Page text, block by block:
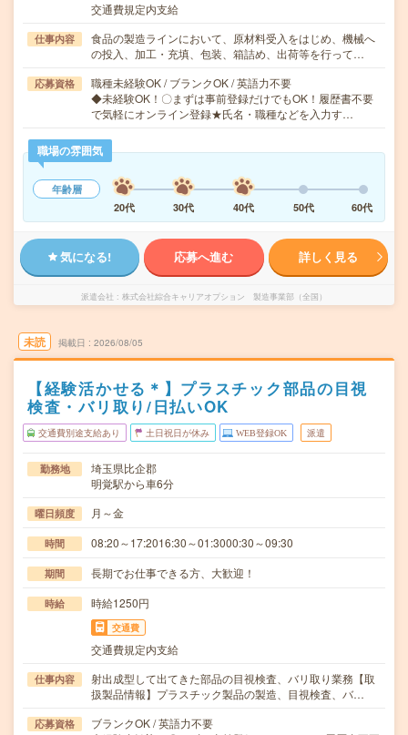
交通費規定内支給
仕事内容
食品の製造ラインにおいて、原材料受入をはじめ、機械へ
の投入、加工・充填、包装、箱詰め、出荷等を行って…
応募資格
職種未経験OK / ブランクOK / 英語力不要
◆未経験OK！〇まずは事前登録だけでもOK！履歴書不要
で気軽にオンライン登録★氏名・職種などを入力す…
職場の雰囲気
年齢層
20代
30代 40代 50代 60代
気になる! 応募へ進む 詳しく見る
派遣会社 株式会社綜合キャリアオプション 製造事業部（全国）
未読 掲載日 2026/08/05
【経験活かせる＊】プラスチック部品の目視
検査・バリ取り/日払いOK
交通費別途支給あり 土日祝日が休み WEB登録OK 派遣
勤務地
埼玉県比企郡
明覚駅から車6分
曜日頻度 月～金
時間 08:20～17:2016:30～01:3000:30～09:30
期間 長期でお仕事できる方、大歓迎！
時給 時給1250円
交通費
交通費規定内支給
仕事内容
射出成型して出てきた部品の目視検査、バリ取り業務【取
扱製品情報】プラスチック製品の製造、目視検査、バ…
応募資格
ブランクOK / 英語力不要